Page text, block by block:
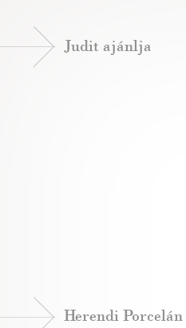
Judit ajánlja
Herendi